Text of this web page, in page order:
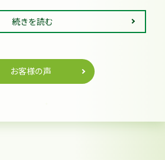
続きを読む
お客様の声